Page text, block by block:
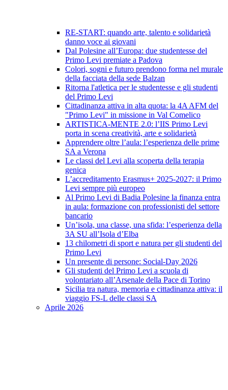
RE-START: quando arte, talento e solidarietà
danno voce ai giovani
Dal Polesine all’Europa: due studentesse del
Primo Levi premiate a Padova
Colori, sogni e futuro prendono forma nel murale
della facciata della sede Balzan
Ritorna l'atletica per le studentesse e gli studenti
del Primo Levi
Cittadinanza attiva in alta quota: la 4A AFM del
"Primo Levi" in missione in Val Comelico
ARTISTICA-MENTE 2.0: l’IIS Primo Levi
porta in scena creatività, arte e solidarietà
Apprendere oltre l’aula: l’esperienza delle prime
SA a Verona
Le classi del Levi alla scoperta della terapia
genica
L’accreditamento Erasmus+ 2025-2027: il Primo
Levi sempre più europeo
Al Primo Levi di Badia Polesine la finanza entra
in aula: formazione con professionisti del settore
bancario
Un’isola, una classe, una sfida: l’esperienza della
3A SU all’Isola d’Elba
13 chilometri di sport e natura per gli studenti del
Primo Levi
Un presente di persone: Social-Day 2026
Gli studenti del Primo Levi a scuola di
volontariato all’Arsenale della Pace di Torino
Sicilia tra natura, memoria e cittadinanza attiva: il
viaggio FS-L delle classi SA
Aprile 2026